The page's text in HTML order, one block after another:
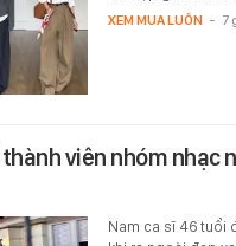
XEM MUA LUÔN - 7
viên nhóm nhạc
Nam ca sĩ 46 tuổi